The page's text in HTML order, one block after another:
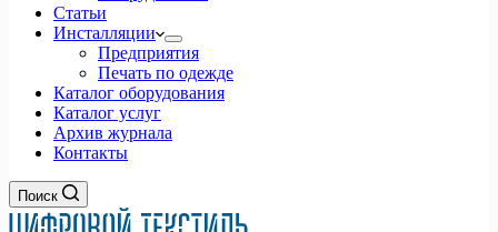
Статьи
Инсталляции
Предприятия
Печать по одежде
Каталог оборудования
Каталог услуг
Архив журнала
Контакты
Поиск